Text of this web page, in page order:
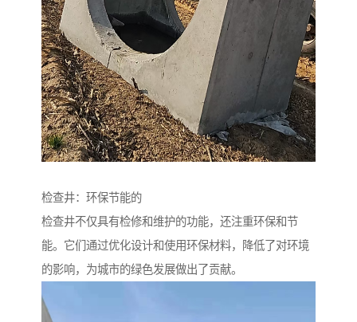
检查井：环保节能的
检查井不仅具有检修和维护的功能，还注重环保和节
能。它们通过优化设计和使用环保材料，降低了对环境
的影响，为城市的绿色发展做出了贡献。